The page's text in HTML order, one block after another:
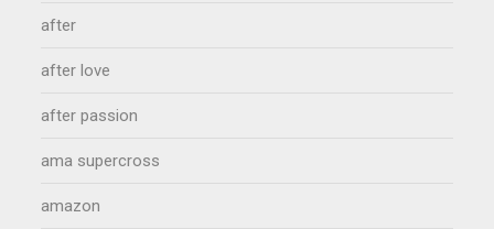
after
after love
after passion
ama supercross
amazon